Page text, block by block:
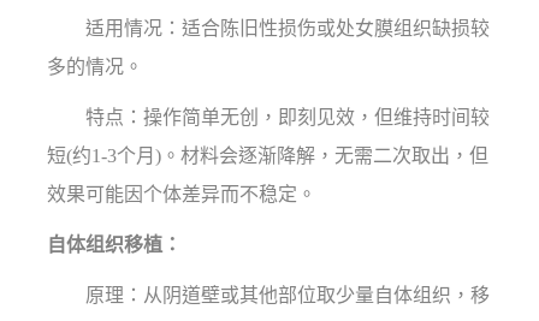
适用情况：适合陈旧性损伤或处女膜组织缺损较
多的情况。
特点：操作简单无创，即刻见效，但维持时间较
短(约1-3个月)。材料会逐渐降解，无需二次取出，但
效果可能因个体差异而不稳定。
自体组织移植：
原理：从阴道壁或其他部位取少量自体组织，移